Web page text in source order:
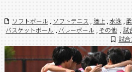
ソフトボール , ソフトテニス 陸上 ,水泳 ,
バスケットボール
バレーボール その他
試
試